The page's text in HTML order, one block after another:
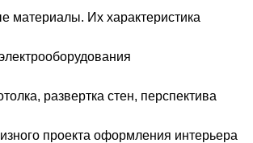
материалы. Их характеристика
развертка стен, перспектива
проекта оформления интерьера